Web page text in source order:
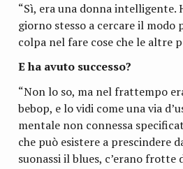
“Sì, era una donna intel­li­gente.
giorno stesso a cer­care il
colpa nel fare cose che le altre
E ha avuto successo?
“Non lo so, ma nel frat­tempo
bebop, e lo vidi come una via
men­tale non con­nessa
che può esi­stere a pre­scin­dere
suo­nassi il blues, c’erano frotte